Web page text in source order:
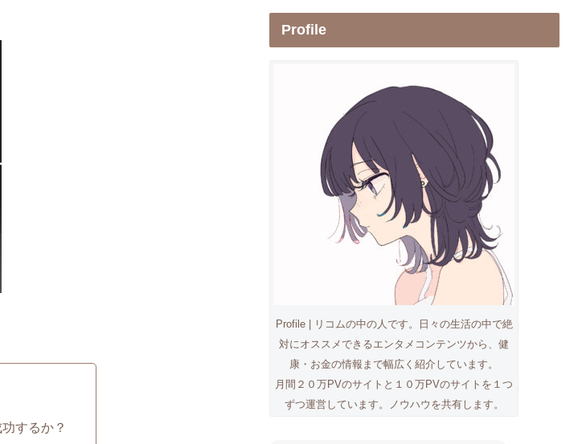
するか？
Profile
Profile | リコムの中の人です。日々の生活の中で絶
対にオススメできるエンタメコンテンツから、健
康・お金の情報まで幅広く紹介しています。
月間２０万PVのサイトと１０万PVのサイトを１つ
ずつ運営しています。ノウハウを共有します。